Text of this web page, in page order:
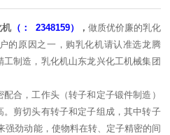
机（： 2348159） ， 做质优价廉的乳化
的原因之一，购乳化机请认准选龙腾
制造，乳化机山东龙兴化工机械集团
合，工作头（转子和定子锻件制造）
剪切头有转子和定子组成，其中转子
强劲动能，使物料在转、定子精密的间